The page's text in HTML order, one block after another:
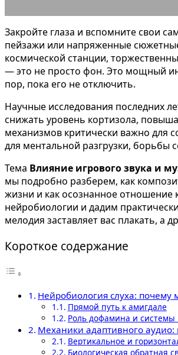
Закройте глаза и вспомните свои
пейзажи или напряженные
космической станции,
— это не просто фон. Это мощный
пор, пока его не отключить.
Научные исследования последних
снижать уровень кортизола,
механизмов критически важно для
для ментальной разгрузки, борьбы
Тема Влияние игрового звука и
мы подробно разберем, как
жизни и как осознанное
нейробиологии и дадим
мелодия заставляет вас плакать, а
Короткое содержание
Нейробиология слуха: почему
Прямой путь к амигдале
Роль дофамина и системы
Механики адаптивного
Вертикальное и
Биологическая обратная